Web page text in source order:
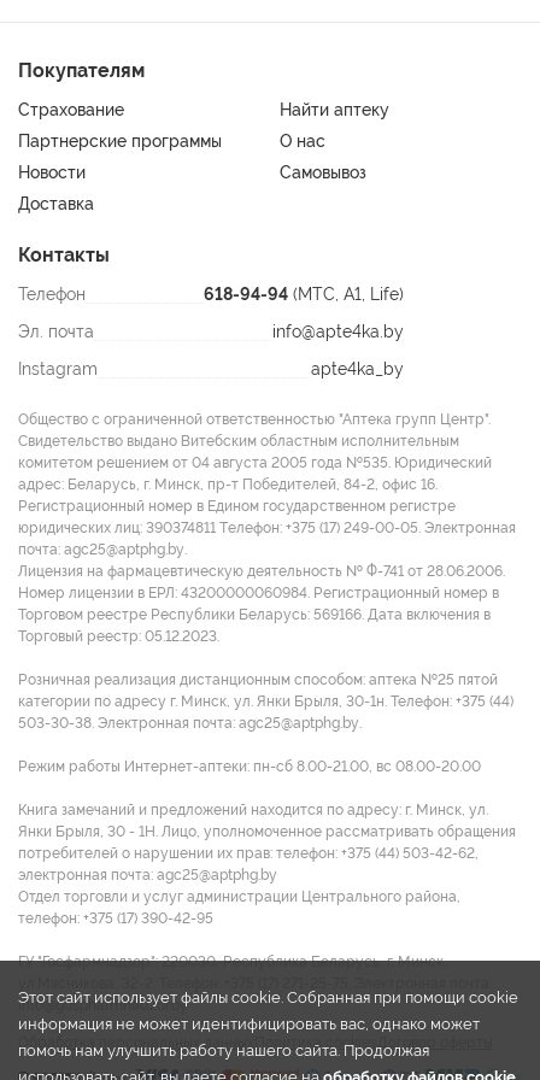
поддерживает баланс настроения, снижает уровень стресса
способствует нормальному формированию костной ткани,
участвует в энергетическом обмене и регуляции мышечной
функции.
- Витамин B6 (пиридоксин) участвует в синтезе
аппетит, отвечает за выработку миелина, тем самым
поддерживает защиту нервных волокон. Витамин B6
совместный прием обеспечивает синергический эффект.
Детям с 3 до 6 лет – по 2 жевательные пастилки 1 раз в день,
детям с 7 лет – по 2 жевательные пастилки 2 раза в день.
Продолжительность приема – не менее 1 месяца. При
необходимости прием можно повторить.
Противопоказания:
Индивидуальная непереносимость компонентов, нарушение
углеводного обмена (в т.ч. сахарный диабет). Перед
применением БАД детьми проконсультироваться с врачом-
педиатром.
Детям до 14 лет принимать БАД по согласованию и под
наблюдением врача-педиатра.
Покупателям
Страхование
Найти аптеку
Партнерские программы
О нас
Новости
Самовывоз
Доставка
Контакты
Телефон 618-94-94 (МТС, A1, Life)
Эл. почта
info@apte4ka.by
Instagram
apte4ka_by
Общество с ограниченной ответственностью "Аптека групп Центр".
Свидетельство выдано Витебским областным исполнительным
комитетом решением от 04 августа 2005 года №535. Юридический
адрес: Беларусь, г. Минск, пр-т Победителей, 84-2, офис 16.
Регистрационный номер в Едином государственном регистре
юридических лиц: 390374811 Tелефон: +375 (17) 249-00-05. Электронная
почта: agc25@aptphg.by.
Лицензия на фармацевтическую деятельность № Ф-741 от 28.06.2006.
Номер лицензии в ЕРЛ: 43200000060984. Регистрационный номер в
Торговом реестре Республики Беларусь: 569166. Дата включения в
Торговый реестр: 05.12.2023.
Розничная реализация дистанционным способом: аптека №25 пятой
категории по адресу г. Минск, ул. Янки Брыля, 30-1н. Телефон: +375 (44)
503-30-38. Электронная почта: agc25@aptphg.by.
Режим работы Интернет-аптеки: пн-сб 8.00-21.00, вс 08.00-20.00
Книга замечаний и предложений находится по адресу: г. Минск, ул.
Янки Брыля, 30 - 1Н. Лицо, уполномоченное рассматривать обращения
потребителей о нарушении их прав: телефон: +375 (44) 503-42-62,
электронная почта: agc25@aptphg.by
Отдел торговли и услуг администрации Центрального района,
телефон: +375 (17) 390-42-95
ГУ "Госфармнадзор": 220030, Республика Беларусь, г. Минск,
info@gospharmnadzor.by
Обработка персональных данных Политика cookies
Этот сайт использует файлы cookie. Собранная при помощи cookie
информация не может идентифицировать вас, однако может
помочь нам улучшить работу нашего сайта. Продолжая